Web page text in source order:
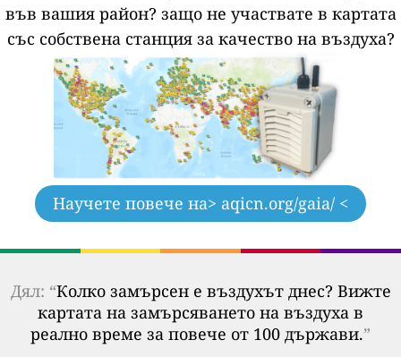
във вашия район? защо не участвате в картата
със собствена станция за качество на въздуха?
Научете повече на> aqicn.org/gaia/ <
Дял: “Колко замърсен е въздухът днес? Вижте
картата на замърсяването на въздуха в
реално време за повече от 100 държави.”